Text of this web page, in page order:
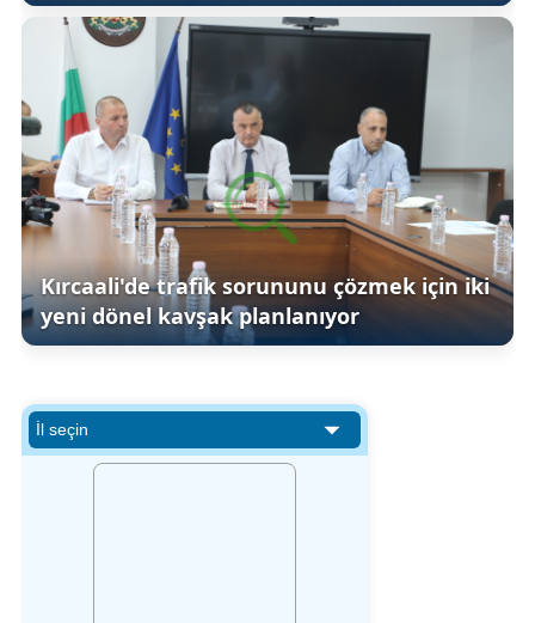
Kırcaali'de trafik sorununu çözmek için iki
yeni dönel kavşak planlanıyor